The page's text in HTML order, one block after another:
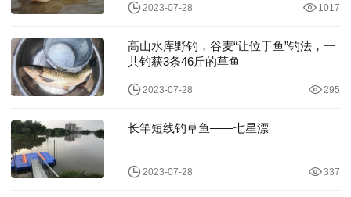
2023-07-28 1017
高山水库野钓，谷麦“让位于鱼”钓法，一
共钓获3条46斤的草鱼
2023-07-28 295
长竿短线钓草鱼——七星漂
2023-07-28 337